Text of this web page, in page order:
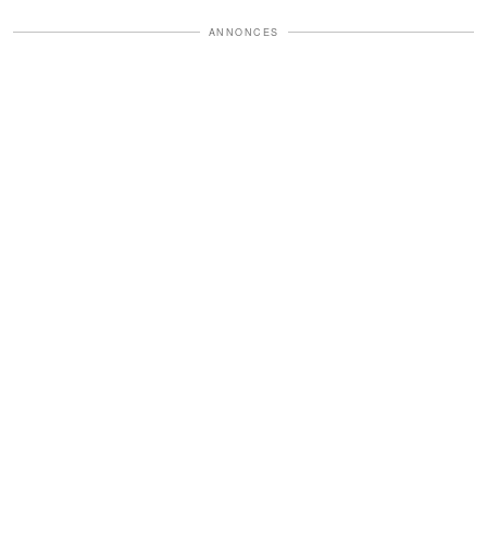
ANNONCES